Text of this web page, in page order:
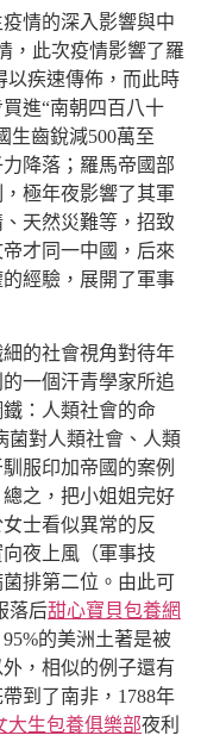
情的深入影響與中
，此次疫情影響了羅
以疾速傳佈，而此時
進“南朝四百八十
生齒銳減500萬至
降落；羅馬帝國部
極年夜影響了其軍
天然災難等，招致
才同一中國，后來
經驗，展開了軍事
的社會視角對待年
一個汗青學家所追
：人類社會的命
菌對人類社會、人類
服印加帝國的案例
之，把小姐姐完好
士看似異常的反
夜上風（軍事技
排第二位。由此可
落后甜心寶貝包養網
的美洲土著是被
，相似的例子還有
到了南非，1788年
大生包養俱樂部夜利